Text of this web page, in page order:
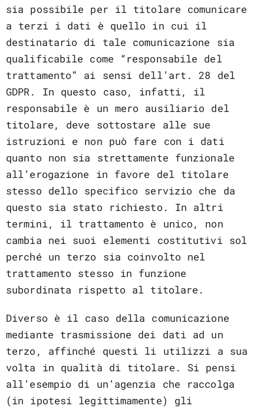
sia possibile per il titolare comunicare
a terzi i dati è quello in cui il
destinatario di tale comunicazione sia
qualificabile come “responsabile del
trattamento” ai sensi dell’art. 28 del
GDPR. In questo caso, infatti, il
responsabile è un mero ausiliario del
titolare, deve sottostare alle sue
istruzioni e non può fare con i dati
quanto non sia strettamente funzionale
all’erogazione in favore del titolare
stesso dello specifico servizio che da
questo sia stato richiesto. In altri
termini, il trattamento è unico, non
cambia nei suoi elementi costitutivi sol
perché un terzo sia coinvolto nel
trattamento stesso in funzione
subordinata rispetto al titolare.
Diverso è il caso della comunicazione
mediante trasmissione dei dati ad un
terzo, affinché questi li utilizzi a sua
volta in qualità di titolare. Si pensi
all’esempio di un’agenzia che raccolga
(in ipotesi legittimamente) gli